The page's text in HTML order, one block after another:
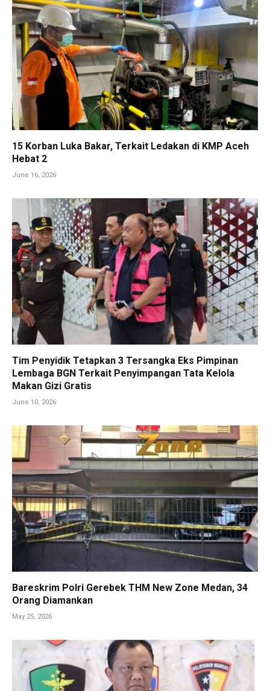
15 Korban Luka Bakar, Terkait Ledakan di KMP Aceh
Hebat 2
June 16, 2026
Tim Penyidik Tetapkan 3 Tersangka Eks Pimpinan
Lembaga BGN Terkait Penyimpangan Tata Kelola
Makan Gizi Gratis
June 10, 2026
Bareskrim Polri Gerebek THM New Zone Medan, 34
Orang Diamankan
May 25, 2026